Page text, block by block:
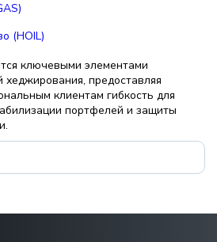
(HOIL)
ключевыми элементами
предоставляя
клиентам гибкость для
портфелей и защиты